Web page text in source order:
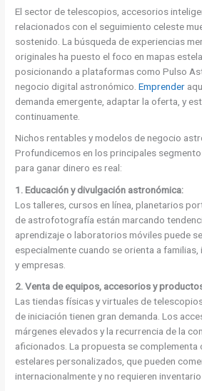
El sector de telescopios, accesorios
relacionados con el seguimiento celeste
sostenido. La búsqueda de experiencias
originales ha puesto el foco en mapas
posicionando a plataformas como Pulso
negocio digital astronómico.Emprender
demanda emergente, adaptar la oferta, y
continuamente.
Nichos rentables y modelos de negocio
Profundicemos en los principales
para ganar dinero es real:
1. Educación y divulgación astronómica:
Los talleres, cursos en línea, planetarios
de astrofotografía están marcando
aprendizaje o laboratorios móviles puede
especialmente cuando se orienta a
y empresas.
2. Venta de equipos, accesorios y
Las tiendas físicas y virtuales de
de iniciación tienen gran demanda. Los
márgenes elevados y la recurrencia de la
aficionados. La propuesta se complementa
estelares personalizados, que pueden
internacionalmente y no requieren